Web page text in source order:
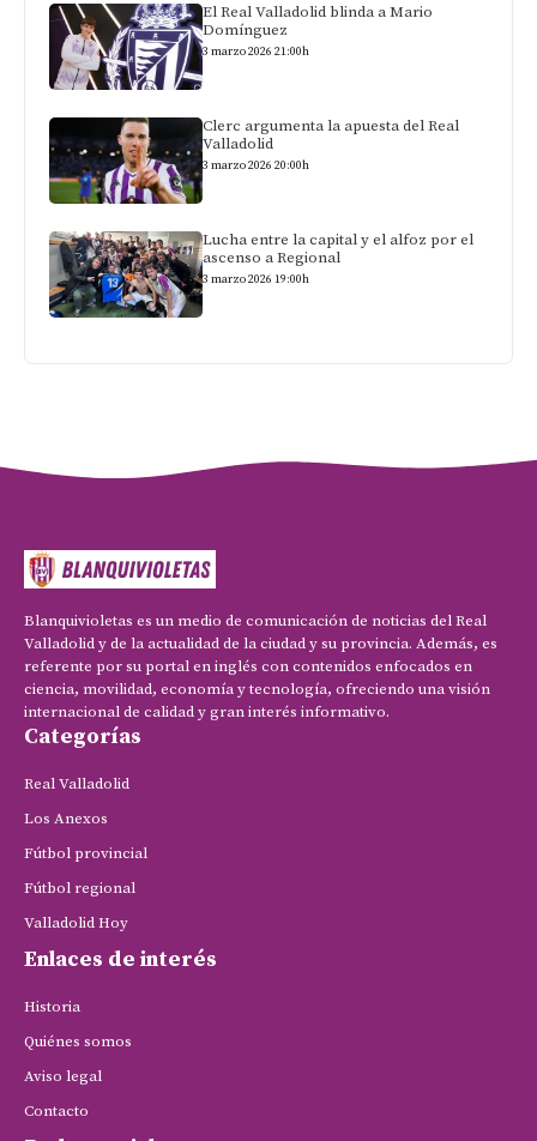
El Real Valladolid blinda a Mario
Domínguez
3 marzo 2026 21:00h
Clerc argumenta la apuesta del Real
Valladolid
3 marzo 2026 20:00h
Lucha entre la capital y el alfoz por el
ascenso a Regional
3 marzo 2026 19:00h
Blanquivioletas es un medio de comunicación de noticias del Real
Valladolid y de la actualidad de la ciudad y su provincia. Además, es
referente por su portal en inglés con contenidos enfocados en
ciencia, movilidad, economía y tecnología, ofreciendo una visión
internacional de calidad y gran interés informativo.
Categorías
Real Valladolid
Los Anexos
Fútbol provincial
Fútbol regional
Valladolid Hoy
Enlaces de interés
Historia
Quiénes somos
Aviso legal
Contacto